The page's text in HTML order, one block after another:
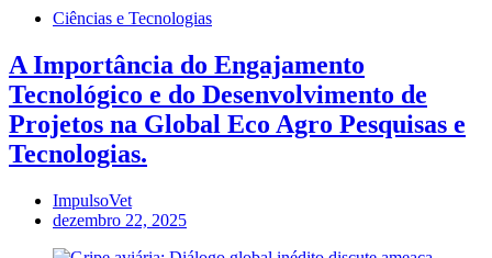
Ciências e Tecnologias
A Importância do Engajamento
Tecnológico e do Desenvolvimento de
Projetos na Global Eco Agro Pesquisas e
Tecnologias.
ImpulsoVet
dezembro 22, 2025